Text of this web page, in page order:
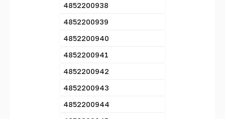
4852200938
4852200939
4852200940
4852200941
4852200942
4852200943
4852200944